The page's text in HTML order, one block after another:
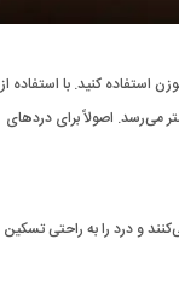
کنید. با استفاده از
کم عمق گوش قرار داده و اجازه می‌دهید در طولانی مدت باقی بماند. نهایتاً عمق این سوزن به ۱ تا ۳ میلی‌متر می‌رسد. اصولاً برای دردهای
و درد را به راحتی تسکین